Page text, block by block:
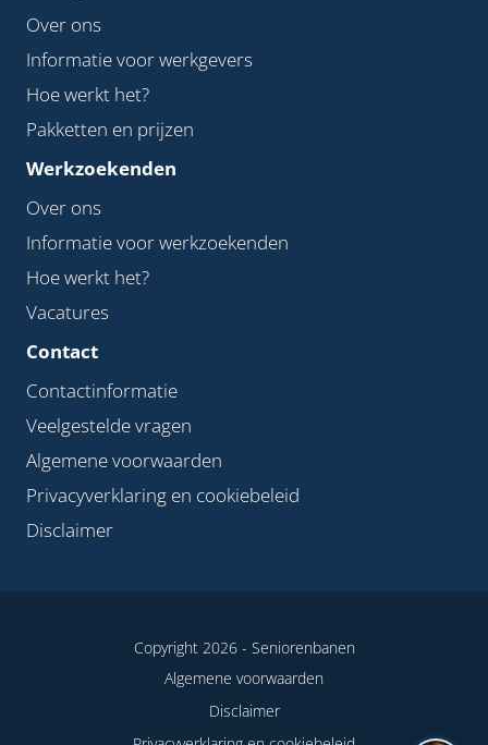
Over ons
Informatie voor werkgevers
Hoe werkt het?
Pakketten en prijzen
Werkzoekenden
Over ons
Informatie voor werkzoekenden
Hoe werkt het?
Vacatures
Contact
Contactinformatie
Veelgestelde vragen
Algemene voorwaarden
Privacyverklaring en cookiebeleid
Disclaimer
Copyright 2026 - Seniorenbanen
Algemene voorwaarden
Disclaimer